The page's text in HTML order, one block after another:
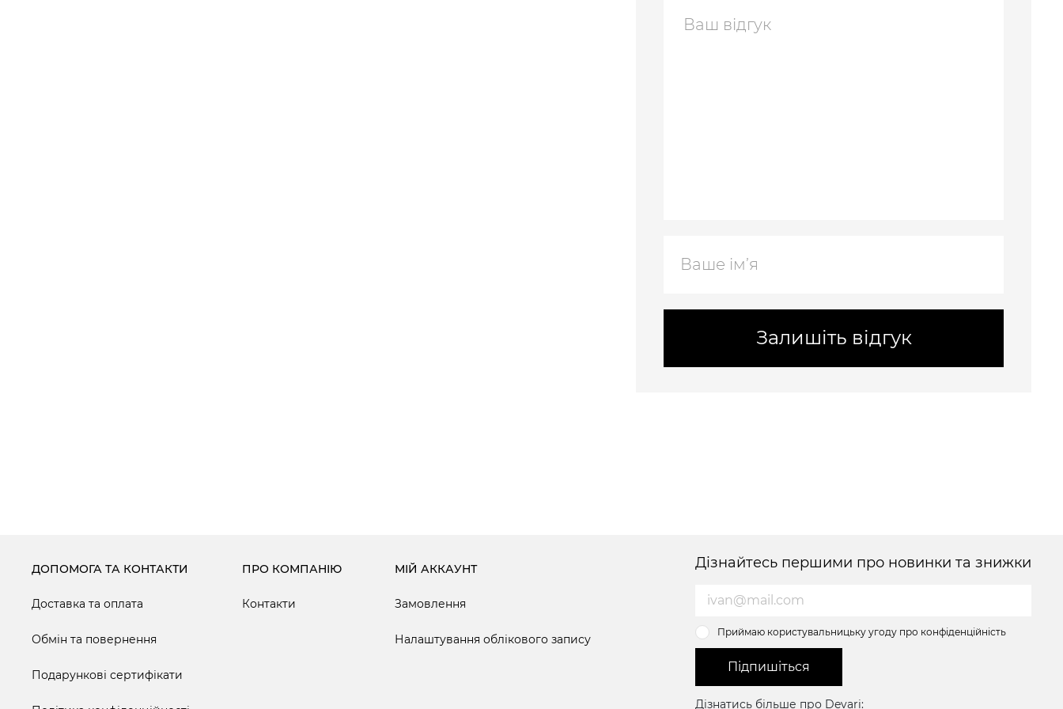
Залишіть відгук
ДОПОМОГА ТА КОНТАКТИ
Доставка та оплата
Обмін та повернення
Подарункові сертифікати
ПРО КОМПАНІЮ
Контакти
МІЙ АККАУНТ
Замовлення
Налаштування облікового запису
Дізнайтесь першими про новинки та знижки
Приймаю користувальницьку угоду про конфіденційність
Підпишіться
Дізнатись більше про Devari: